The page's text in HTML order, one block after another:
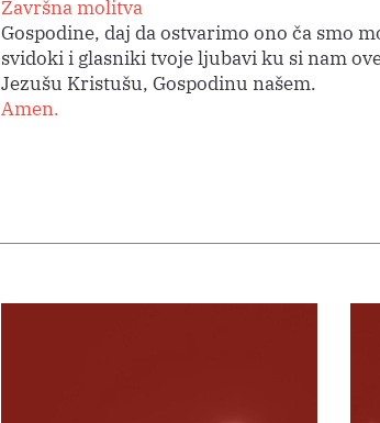
Završna molitva
Gospodine, daj da ostvarimo ono ča smo
svidoki i glasniki tvoje ljubavi ku si nam
Jezušu Kristušu, Gospodinu našem.
Amen.